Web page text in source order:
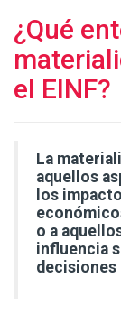
¿Qué
el EINF?
La
aquellos
los
o a
influencia
decisiones